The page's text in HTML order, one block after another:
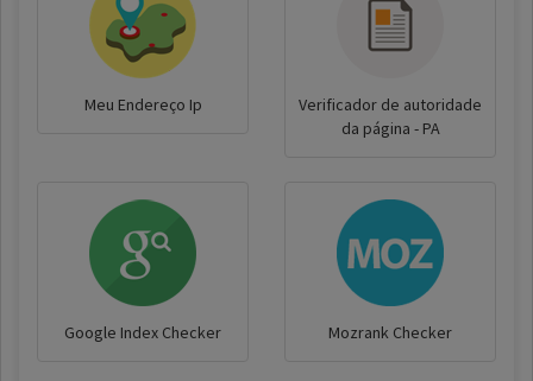
Meu Endereço Ip
Verificador de autoridade
da página - PA
Google Index Checker Mozrank Checker